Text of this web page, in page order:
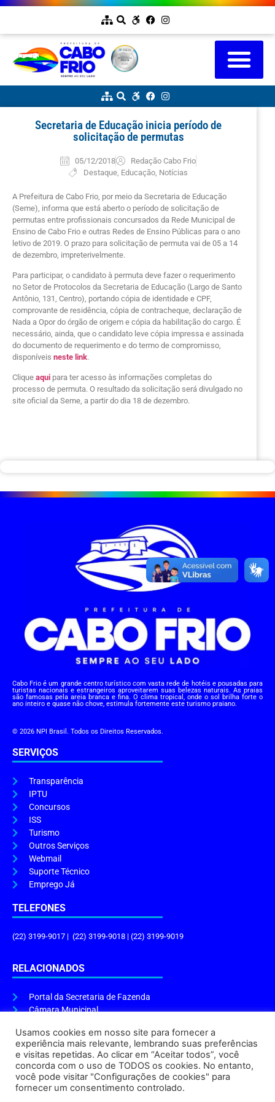
Secretaria de Educação inicia período de
solicitação de permutas
05/12/2018
Redação Cabo Frio
Destaque, Educação, Notícias
A Prefeitura de Cabo Frio, por meio da Secretaria de Educação
(Seme), informa que está aberto o período de solicitação de
permutas entre profissionais concursados da Rede Municipal de
Ensino de Cabo Frio e outras Redes de Ensino Públicas para o ano
letivo de 2019. O prazo para solicitação de permuta vai de 05 a 14
de dezembro, impreterivelmente.
Para participar, o candidato à permuta deve fazer o requerimento
no Setor de Protocolos da Secretaria de Educação (Largo de Santo
Antônio, 131, Centro), portando cópia de identidade e CPF,
comprovante de residência, cópia de contracheque, declaração de
Nada a Opor do órgão de origem e cópia da habilitação do cargo. É
necessário, ainda, que o candidato leve cópia impressa e assinada
do documento de requerimento e do termo de compromisso,
disponíveis neste link.
Clique aqui para ter acesso às informações completas do
processo de permuta. O resultado da solicitação será divulgado no
site oficial da Seme, a partir do dia 18 de dezembro.
Cabo Frio é um grande centro turístico com vasta rede de hotéis e pousadas para
turistas nacionais e estrangeiros aproveitarem suas belezas naturais. As praias
são famosas pela areia branca e fina. O clima tropical, onde o sol brilha forte o
ano inteiro e quase não chove, estimula fortemente este turismo praiano.
© 2026 NPI Brasil. Todos os Direitos Reservados.
SERVIÇOS
Transparência
IPTU
Concursos
ISS
Turismo
Outros Serviços
Webmail
Suporte Técnico
Emprego Já
TELEFONES
(22) 3199-9017 | (22) 3199-9018 | (22) 3199-9019
RELACIONADOS
Portal da Secretaria de Fazenda
Câmara Municipal
ENDEREÇO E HORÁRIO
Endereço:Praça Tiradentes, s/n – Centro, Cabo Frio – RJ, 28906-290
Atendimento do Protocolo Geral da Prefeitura:9h às 16h
Usamos cookies em nosso site para fornecer a
experiência mais relevante, lembrando suas preferências
e visitas repetidas. Ao clicar em “Aceitar todos”, você
concorda com o uso de TODOS os cookies. No entanto,
você pode visitar "Configurações de cookies" para
fornecer um consentimento controlado.